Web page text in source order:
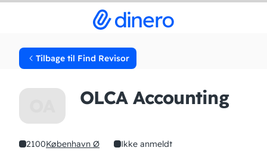
Tilbage til Find Revisor
OLCA Accounting
2100København Ø
Ikke anmeldt